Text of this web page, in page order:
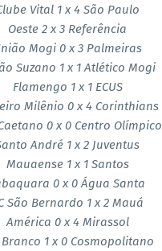
Vital 1 x 4 São Paulo
Oeste 2 x 3 Referência
Mogi 0 x 3 Palmeiras
Suzano 1 x 1 Atlético Mogi
Flamengo 1 x 1 ECUS
Milênio 0 x 4 Corinthians
0 x 0 Centro Olímpico
André 1 x 2 Juventus
Mauaense 1 x 1 Santos
0 x 0 Água Santa
São Bernardo 1 x 2 Mauá
América 0 x 4 Mirassol
Branco 1 x 0 Cosmopolitano